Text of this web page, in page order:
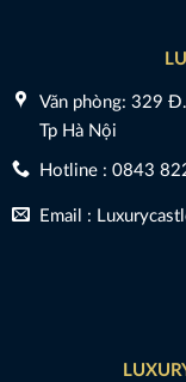
Văn phòng: 329
Tp Hà Nội
Hotline : 0843
Email :